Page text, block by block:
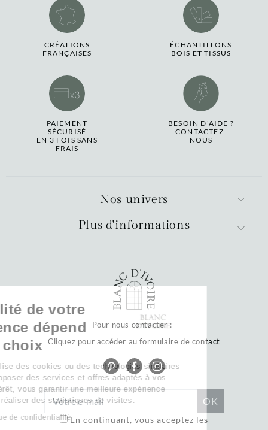
CRÉATIONS
FRANÇAISES
ÉCHANTILLONS
BOIS ET TISSUS
PAIEMENT
SÉCURISÉ
EN 3 FOIS SANS
FRAIS
BESOIN D'AIDE ?
CONTACTEZ-
NOUS
Nos univers
Pour nous contacter :
Cliquez pour accéder au formulaire de contact
En continuant, vous acceptez les
Plus d'informations
La qualité de votre
expérience dépend
de vos choix
Notre site utilise des cookies ou des technologies similaires
pour vous proposer des services et offres adaptés à vos
centres d’intérêt, vous garantir une meilleure expérience
utilisateur et réaliser des statistiques de visites.
Lire la politique de confidentialité